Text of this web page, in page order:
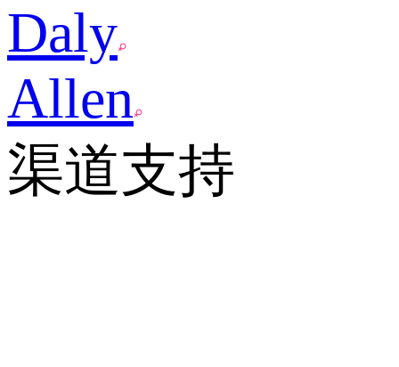
Daly
Allen
渠道支持